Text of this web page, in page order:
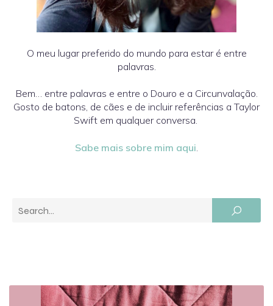
O meu lugar preferido do mundo para estar é entre
palavras.
Bem… entre palavras e entre o Douro e a Circunvalação.
Gosto de batons, de cães e de incluir referências a Taylor
Swift em qualquer conversa.
Sabe mais sobre mim aqui.